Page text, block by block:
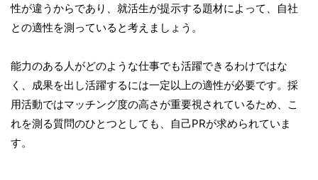
性が違うからであり、就活生が提示する題材によって、自社
との適性を測っていると考えましょう。
能力のある人がどのような仕事でも活躍できるわけではな
く、成果を出し活躍するには一定以上の適性が必要です。採
用活動ではマッチング度の高さが重要視されているため、こ
れを測る質問のひとつとしても、自己PRが求められていま
す。